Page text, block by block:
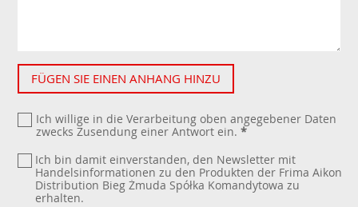
FÜGEN SIE EINEN ANHANG HINZU
Ich willige in die Verarbeitung oben angegebener Daten
zwecks Zusendung einer Antwort ein. *
Ich bin damit einverstanden, den Newsletter mit
Handelsinformationen zu den Produkten der Frima Aikon
Distribution Bieg Żmuda Spółka Komandytowa zu
erhalten.